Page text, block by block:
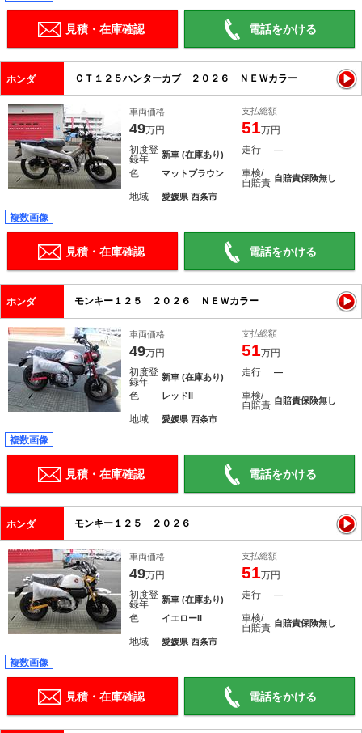
見積・在庫確認 電話をかける
ホンダ ＣＴ１２５ハンターカブ ２０２６ ＮＥＷカラー
車両価格
49万円
支払総額
51万円
初度登
録年
新車 (在庫あり) 走行 ―
色 マットブラウン
車検/
自賠責 自賠責保険無し
地域 愛媛県 西条市
複数画像
見積・在庫確認 電話をかける
ホンダ モンキー１２５ ２０２６ ＮＥＷカラー
車両価格
49万円
支払総額
51万円
初度登
録年
新車 (在庫あり) 走行 ―
色 レッドII
車検/
自賠責 自賠責保険無し
地域 愛媛県 西条市
複数画像
見積・在庫確認 電話をかける
ホンダ モンキー１２５ ２０２６
車両価格
49万円
支払総額
51万円
初度登
録年
新車 (在庫あり) 走行 ―
色 イエローII
車検/
自賠責 自賠責保険無し
地域 愛媛県 西条市
複数画像
見積・在庫確認 電話をかける